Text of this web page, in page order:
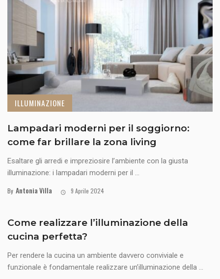
ILLUMINAZIONE
Lampadari moderni per il soggiorno:
come far brillare la zona living
Esaltare gli arredi e impreziosire l’ambiente con la giusta
illuminazione: i lampadari moderni per il ...
By Antonia Villa 9 Aprile 2024
Come realizzare l’illuminazione della
cucina perfetta?
Per rendere la cucina un ambiente davvero conviviale e
funzionale è fondamentale realizzare un’illuminazione della ...